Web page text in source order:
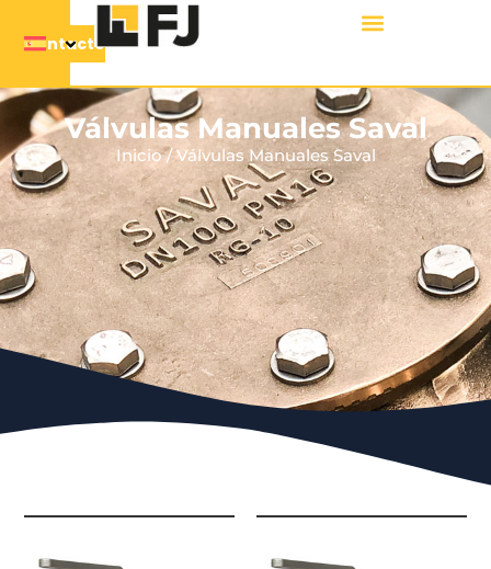
Contacto
Válvulas Manuales Saval
Inicio/ Válvulas Manuales Saval